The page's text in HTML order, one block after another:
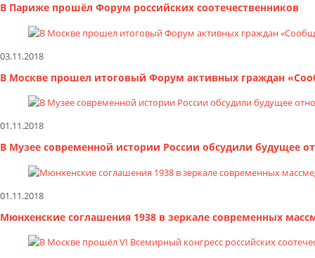
В Париже прошёл Форум российских соотечественников
03.11.2018
В Москве прошел итоговый Форум активных граждан
01.11.2018
В Музее современной истории России обсудили будущее
01.11.2018
Мюнхенские соглашения 1938 в зеркале современных